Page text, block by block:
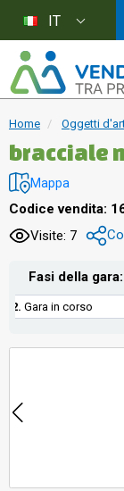
Home Oggetti
bracciale
Mappa
Codice vendita:
Visite: 7
Fasi della gara:
Gara in corso
IT